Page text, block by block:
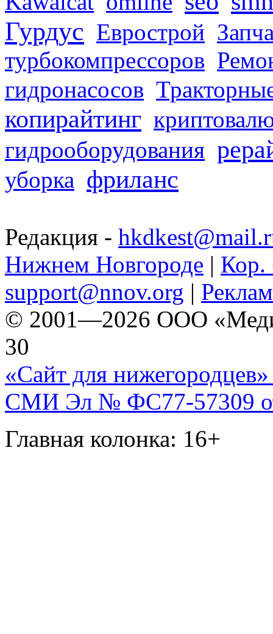
Гурдус Еврострой
турбокомпрессоров
гидронасосов
копирайтинг
гидрооборудования
уборка фриланс
Редакция -
Нижнем Новгороде | Кор.
support@nnov.org |
© 2001—2026 ООО
30
«Сайт для нижегородцев»
СМИ Эл № ФС77-57309
Главная колонка: 16+